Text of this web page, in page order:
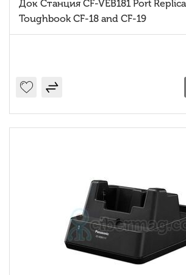
Док Станция CF-VEB181 Port
Toughbook CF-18 and CF-19